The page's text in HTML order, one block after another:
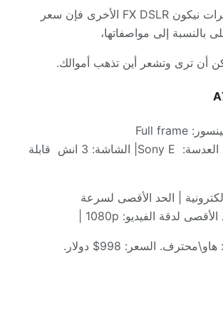
نيكون
الأخرى فإن سعر
بالنسبة إلى مواصفاتها،
أن ترى وتشعر أين تذهب أموالك.
: Full frame
العدسة:
Sony E| الشاشة: 3 انش قابلة
الحد الأقصى لسرعة
الأقصى لدقة الفيديو: 1080p |
: هاو\محترف. السعر : 998$ دولار .